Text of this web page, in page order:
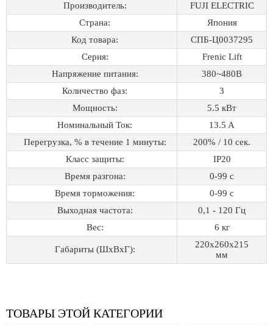
Производитель:
FUJI ELECTRIC
Страна:
Япония
Код товара:
СПБ-Ц0037295
Серия:
Frenic Lift
Напряжение питания:
380~480B
Количество фаз:
3
Мощность:
5.5 кВт
Номинальный Ток:
13.5 A
Перегрузка, % в течение 1 минуты:
200% / 10 сек.
Класс защиты:
IP20
Время разгона:
0-99 с
Время торможения:
0-99 с
Выходная частота:
0,1 - 120 Гц
Вес:
6 кг
Габариты (ШхВхГ):
220x260x215
мм
ТОВАРЫ ЭТОЙ КАТЕГОРИИ